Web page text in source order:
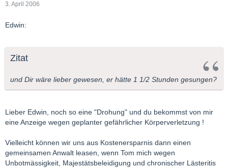
3. April 2006
Edwin:
Zitat
und Dir wäre lieber gewesen, er hätte 1 1/2 Stunden gesungen?
Lieber Edwin, noch so eine "Drohung" und du bekommst von mir
eine Anzeige wegen geplanter gefährlicher Körperverletzung !
Vielleicht können wir uns aus Kostenersparnis dann einen
gemeinsamen Anwalt leasen, wenn Tom mich wegen
Unbotmässigkeit, Majestätsbeleidigung und chronischer Lästeritis